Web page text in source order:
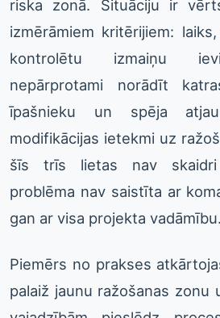
riska zonā. Situāciju ir
izmērāmiem kritērijiem:
kontrolētu izmaiņu
nepārprotami norādīt
īpašnieku un spēja
modifikācijas ietekmi uz
šīs trīs lietas nav skaidri
problēma nav saistīta ar
gan ar visa projekta vadāmību.
Piemērs no prakses
palaiž jaunu ražošanas zonu